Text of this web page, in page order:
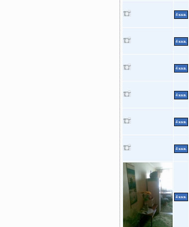
4 ккв.
4 ккв.
4 ккв.
4 ккв.
4 ккв.
4 ккв.
4 ккв.